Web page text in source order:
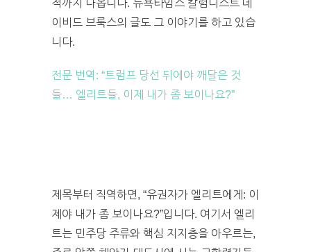
적까지 나옵니다. 뉴욕타임스 칼럼니스트 데
이비드 브룩스의 글도 그 이야기를 하고 있습
니다.
전문 번역: “트럼프 당선 뒤에야 깨달은 것
들… 엘리트들, 이제 내가 좀 보이나요?”
제목부터 직역하면, “유권자가 엘리트에게: 이
제야 내가 좀 보이나요?”입니다. 여기서 엘리
트는 민주당 주류와 핵심 지지층을 아우르는,